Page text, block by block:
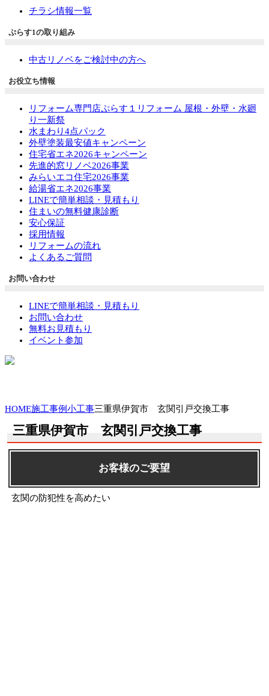
チラシ情報一覧
ぷらす1の取り組み
中古リノベをご検討中の方へ
お役立ち情報
リフォーム専門店ぷらす１リフォーム 屋根・外壁・水廻
り一新祭
水まわり4点パック
外壁塗装最安値キャンペーン
住宅省エネ2026キャンペーン
先進的窓リノベ2026事業
みらいエコ住宅2026事業
給湯省エネ2026事業
LINEで簡単相談・見積もり
住まいの無料健康診断
安心保証
採用情報
リフォームの流れ
よくあるご質問
お問い合わせ
LINEで簡単相談・見積もり
お問い合わせ
無料お見積もり
イベント参加
HOME施工事例小工事三重県伊賀市 玄関引戸交換工事
三重県伊賀市 玄関引戸交換工事
お客様のご要望
玄関の防犯性を高めたい